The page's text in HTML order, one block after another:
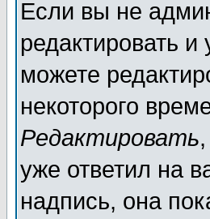
Если вы не
редактировать
можете
некоторого
Редактировать
уже ответил на
надпись, она